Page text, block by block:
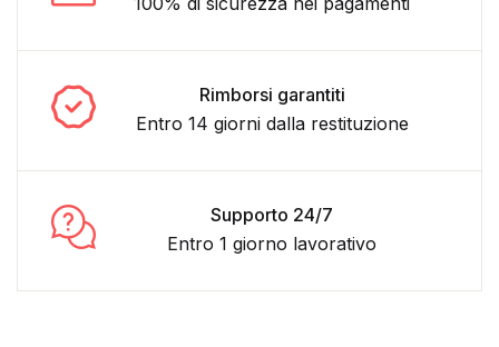
Rimborsi garantiti
Entro 14 giorni dalla restituzione
Supporto 24/7
Entro 1 giorno lavorativo